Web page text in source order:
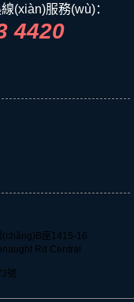
，操作便捷流
，為用戶(hù)提供
(xiàn)服務(wù)：
4420
(chǎng)B座1415-16
Rd Central
號